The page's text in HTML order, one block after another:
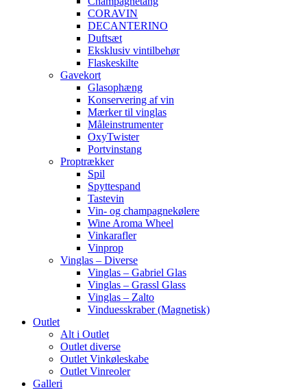
CORAVIN
DECANTERINO
Duftsæt
Eksklusiv vintilbehør
Flaskeskilte
Gavekort
Glasophæng
Konservering af vin
Mærker til vinglas
Måleinstrumenter
OxyTwister
Portvinstang
Proptrækker
Spil
Spyttespand
Tastevin
Vin- og champagnekølere
Wine Aroma Wheel
Vinkarafler
Vinprop
Vinglas – Diverse
Vinglas – Gabriel Glas
Vinglas – Grassl Glass
Vinglas – Zalto
Vinduesskraber (Magnetisk)
Outlet
Alt i Outlet
Outlet diverse
Outlet Vinkøleskabe
Outlet Vinreoler
Galleri